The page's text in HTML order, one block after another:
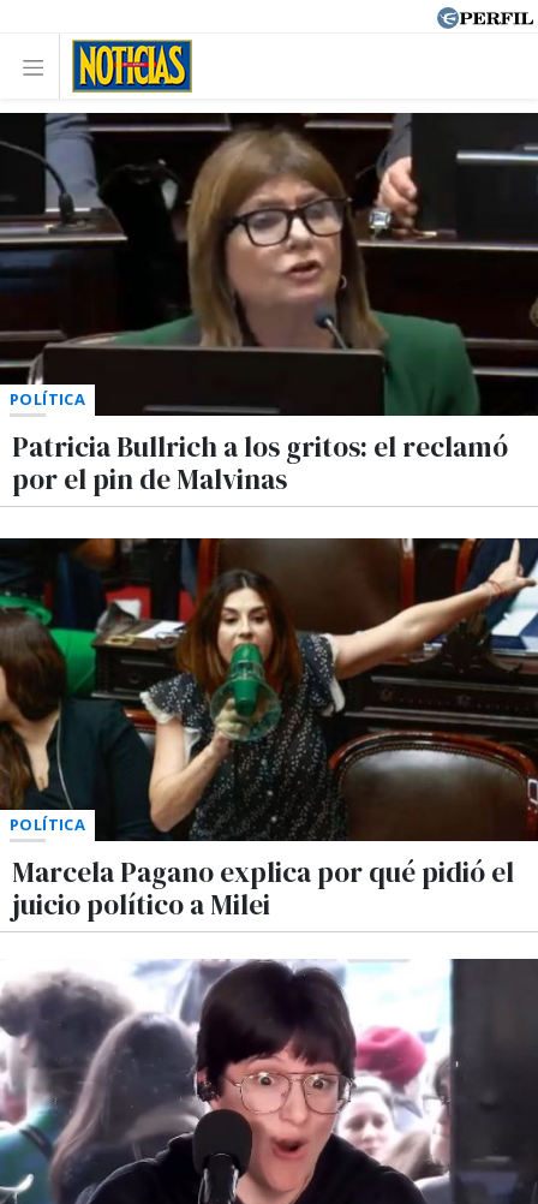
POLÍTICA
Patricia Bullrich a los gritos: el reclamó
por el pin de Malvinas
POLÍTICA
Marcela Pagano explica por qué pidió el
juicio político a Milei